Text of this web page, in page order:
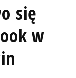
się
w